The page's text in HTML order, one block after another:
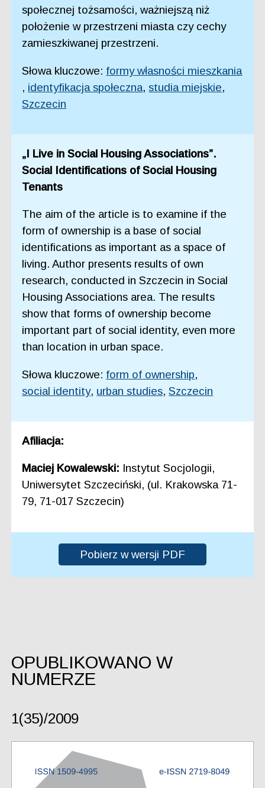
społecznej tożsamości, ważniejszą niż
położenie w przestrzeni miasta czy cechy
zamieszkiwanej przestrzeni.
Słowa kluczowe: formy własności mieszkania
, identyfikacja społeczna,studia miejskie,
Szczecin
„I Live in Social Housing Associations”.
Social Identifications of Social Housing
Tenants
The aim of the article is to examine if the
form of ownership is a base of social
identifications as important as a space of
living. Author presents results of own
research, conducted in Szczecin in Social
Housing Associations area. The results
show that forms of ownership become
important part of social identity, even more
than location in urban space.
Słowa kluczowe: form of ownership,
social identity, urban studies,Szczecin
Afiliacja:
Maciej Kowalewski: Instytut Socjologii,
Uniwersytet Szczeciński, (ul. Krakowska 71-
79, 71-017 Szczecin)
Pobierz w wersji PDF
OPUBLIKOWANO W
NUMERZE
1(35)/2009